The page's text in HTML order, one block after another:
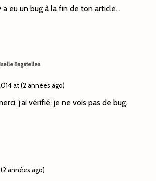
a eu un bug à la fin de ton article…
Bagatelles
at (2 années ago)
j’ai vérifié, je ne vois pas de bug.
années ago)